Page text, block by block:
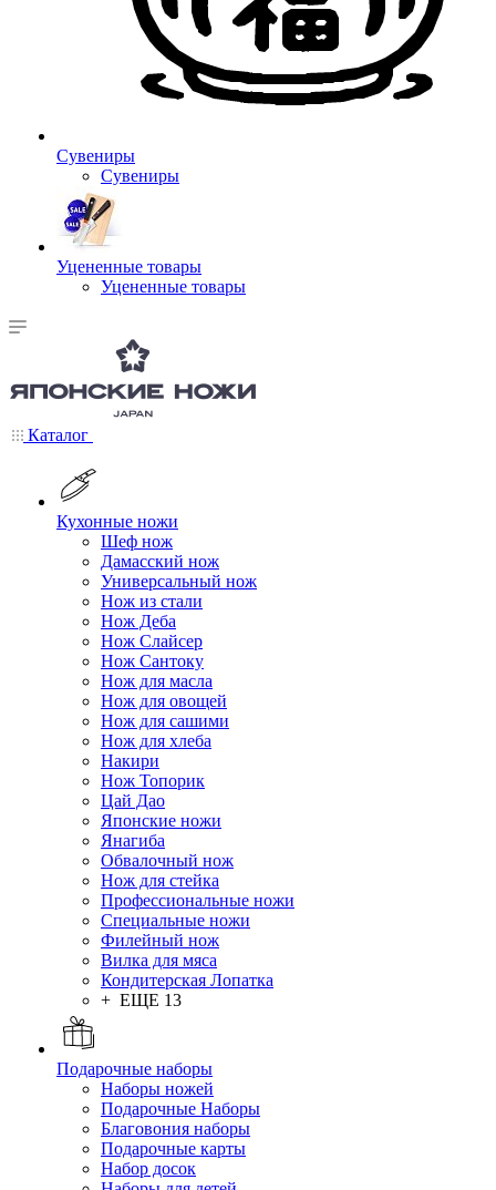
Сувениры
Сувениры
Уцененные товары
Уцененные товары
Каталог
Кухонные ножи
Шеф нож
Дамасский нож
Универсальный нож
Нож из стали
Нож Деба
Нож Слайсер
Нож Сантоку
Нож для масла
Нож для овощей
Нож для сашими
Нож для хлеба
Накири
Нож Топорик
Цай Дао
Японские ножи
Янагиба
Обвалочный нож
Нож для стейка
Профессиональные ножи
Специальные ножи
Филейный нож
Вилка для мяса
Кондитерская Лопатка
+ ЕЩЕ 13
Подарочные наборы
Наборы ножей
Подарочные Наборы
Благовония наборы
Подарочные карты
Набор досок